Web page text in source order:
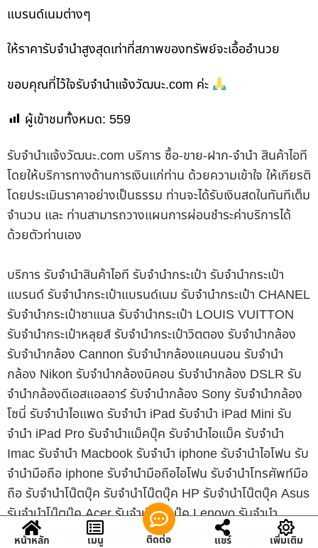
แบรนด์เนมต่างๆ
ให้ราคารับจำนำสูงสุดเท่าที่สภาพของทรัพย์จะเอื้ออำนวย
ขอบคุณที่ไว้ใจรับจำนำแจ้งวัฒนะ.com ค่ะ
ผู้เข้าชมทั้งหมด: 559
รับจํานําแจ้งวัฒนะ.com บริการ ซื้อ-ขาย-ฝาก-จำนำ สินค้าไอที
โดยให้บริการทางด้านการเงินแก่ท่าน ด้วยความเข้าใจ ให้เกียรติ
โดยประเมินราคาอย่างเป็นธรรม ท่านจะได้รับเงินสดในทันทีเต็ม
จำนวน และ ท่านสามารถวางแผนการผ่อนชำระค่าบริการได้
ด้วยตัวท่านเอง
บริการ รับจำนำสินค้าไอที รับจำนำกระเป๋า รับจำนำกระเป๋า
แบรนด์ รับจำนำกระเป๋าแบรนด์เนม รับจำนำกระเป๋า CHANEL
รับจำนำกระเป๋าชาแนล รับจำนำกระเป๋า LOUIS VUITTON
รับจำนำกระเป๋าหลุยส์ รับจำนำกระเป๋าวิตตอง รับจำนำกล้อง
รับจำนำกล้อง Cannon รับจำนำกล้องแคนนอน รับจำนำ
กล้อง Nikon รับจำนำกล้องนิคอน รับจำนำกล้อง DSLR รับ
จำนำกล้องดีเอสแอลอาร์ รับจำนำกล้อง Sony รับจำนำกล้อง
โซนี่ รับจำนำไอแพด รับจำนำ iPad รับจำนำ iPad Mini รับ
จำนำ iPad Pro รับจำนำแม็คบุ๊ค รับจำนำไอแม็ค รับจำนำ
Imac รับจำนำ Macbook รับจำนำ iphone รับจำนำไอโฟน รับ
จำนำมือถือ iphone รับจำนำมือถือไอโฟน รับจำนำโทรศัพท์มือ
ถือ รับจำนำโน๊ตบุ๊ค รับจำนำโน๊ตบุ๊ค HP รับจำนำโน๊ตบุ๊ค Asus
รับจำนำโน๊ตบุ๊ค Acer รับจำนำโน๊ตบุ๊ค Lenovo รับจำนำ
notebook รับจำนำนาฬิกา รับจำนำนาฬิกา Panerai รับจำนำ
หน้าหลัก เมนู ติดต่อ แชร์ เพิ่มเติม